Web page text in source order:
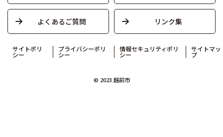
よくあるご質問 リンク集
サイトポリ
シー
プライバシーポリ
シー
情報セキュリティポリ
シー
サイトマッ
プ
© 2023 越前市